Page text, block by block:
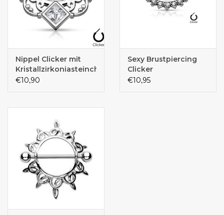
Nippel Clicker mit
Kristallzirkoniasteinchen
€10,90
Sexy Brustpiercing
Clicker
€10,95